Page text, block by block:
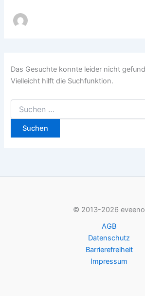
Das Gesuchte konnte leider nicht
Vielleicht hilft die Suchfunktion.
Suchen
nach:
© 2013-2026 eveeno
AGB
Datenschutz
Barrierefreiheit
Impressum